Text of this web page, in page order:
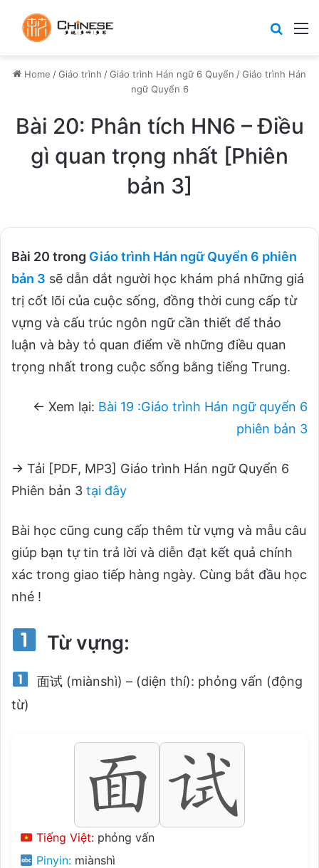
Home /Giáo trình /Giáo trình Hán ngữ 6 Quyển /Giáo trình Hán
ngữ Quyển 6
Bài 20: Phân tích HN6 – Điều
gì quan trọng nhất [Phiên
bản 3]
Bài 20 trong Giáo trình Hán ngữ Quyển 6 phiên
bản 3 sẽ dẫn dắt người học khám phá những giá
trị cốt lõi của cuộc sống, đồng thời cung cấp từ
vựng và cấu trúc ngôn ngữ cần thiết để thảo
luận và bày tỏ quan điểm về những điều quan
trọng nhất trong cuộc sống bằng tiếng Trung.
← Xem lại: Bài 19 :Giáo trình Hán ngữ quyển 6
phiên bản 3
→ Tải [PDF, MP3] Giáo trình Hán ngữ Quyển 6
Phiên bản 3 tại đây
Bài học cũng cung cấp thêm từ vựng và mẫu câu
giúp bạn tự tin trả lời và diễn đạt kết quả chính
xác trong giao tiếp hàng ngày. Cùng bắt đầu học
nhé !
Từ vựng:
面试 (miànshì) – (diện thí): phỏng vấn (động
từ)
Tiếng Việt: phỏng vấn
Pinyin: miànshì